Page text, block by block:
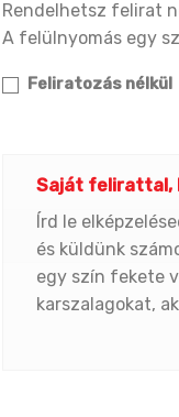
Rendelhetsz felirat
A felülnyomás egy
Feliratozás nélkül
Saját felirattal,
Írd le
és küldünk
egy szín fekete
karszalagokat,